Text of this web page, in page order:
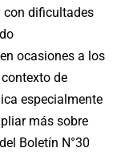
con dificultades
ocasiones a los
de
especialmente
más sobre
Boletín N°30